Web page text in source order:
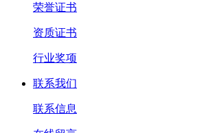
荣誉证书
资质证书
行业奖项
联系我们
联系信息